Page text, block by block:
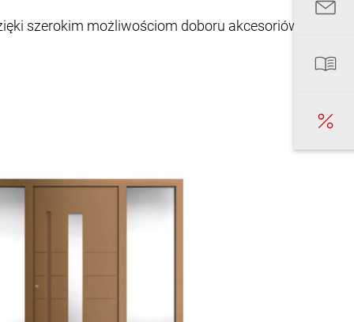
szerokim możliwościom doboru akcesoriów